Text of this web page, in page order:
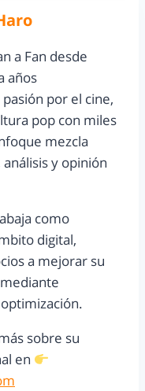
a Fan desde
años
por el cine,
pop con miles
mezcla
y opinión
como
digital,
a mejorar su
sobre su
en